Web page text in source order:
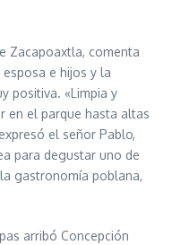
Zacapoaxtla, comenta
e hijos y la
positiva. «Limpia y
en el parque hasta altas
el señor Pablo,
para degustar uno de
gastronomía poblana,
arribó Concepción